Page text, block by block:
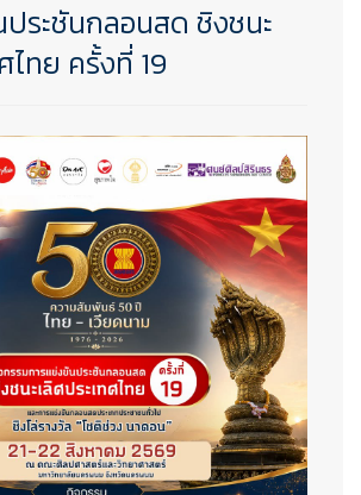
ระชันกลอนสด ชิงชนะ
ไทย ครั้งที่ 19